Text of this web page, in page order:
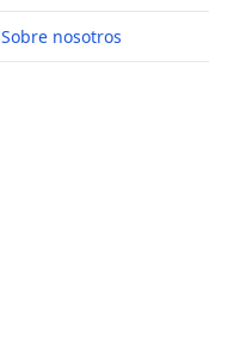
Sobre nosotros